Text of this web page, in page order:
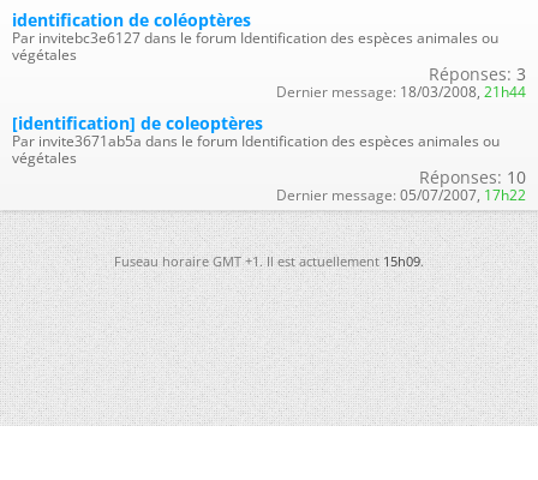
identification de coléoptères
Par invitebc3e6127 dans le forum Identification des espèces animales ou
végétales
Réponses: 3
Dernier message: 18/03/2008, 21h44
[identification] de coleoptères
Par invite3671ab5a dans le forum Identification des espèces animales ou
végétales
Réponses: 10
Dernier message: 05/07/2007, 17h22
Fuseau horaire GMT +1. Il est actuellement15h09.